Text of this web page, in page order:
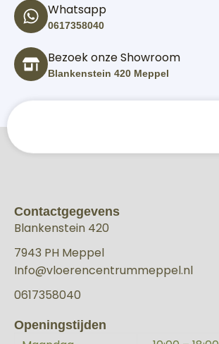
Whatsapp
0617358040
Bezoek onze Showroom
Blankenstein 420 Meppel
Contactgegevens
Blankenstein 420
7943 PH Meppel
Info@vloerencentrummeppel.nl
0617358040
Openingstijden